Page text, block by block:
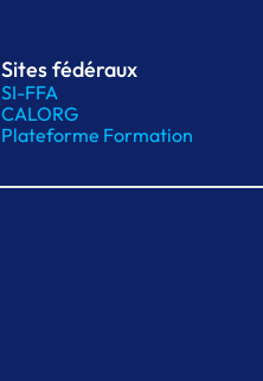
Sites fédéraux
SI-FFA
CALORG
Plateforme Formation